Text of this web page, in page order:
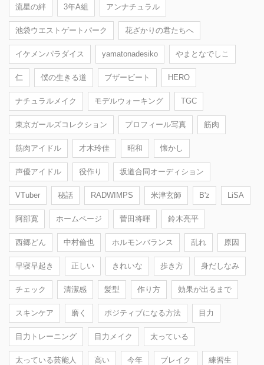
流星の絆 3年A組 アンナチュラル
池袋ウエストゲートパーク 花ざかりの君たちへ
イケメンパラダイス yamatonadesiko やまとなでしこ
仁 僕の生きる道 ブザービート HERO
ナチュラルメイク モデルウォーキング TGC
東京ガールズコレクション プロフィール写真 筋肉
筋肉アイドル 才木玲佳 昭和 懐かし
声優アイドル 役作り 坂道合同オーディション
VTuber 秘話 RADWIMPS 米津玄師 B'z LiSA
阿部寛 ホームページ 菅田将暉 鈴木亮平
西郷どん 中村倫也 ホルモンバランス 乱れ 原因
早寝早起き 正しい きれいな 歩き方 身だしなみ
チェック 清潔感 髪型 作り方 効果が出るまで
スキンケア 磨く ポジティブになる方法 目力
目力トレーニング 目力メイク 太っている
太っている芸能人 高い 今年 ブレイク 練習生